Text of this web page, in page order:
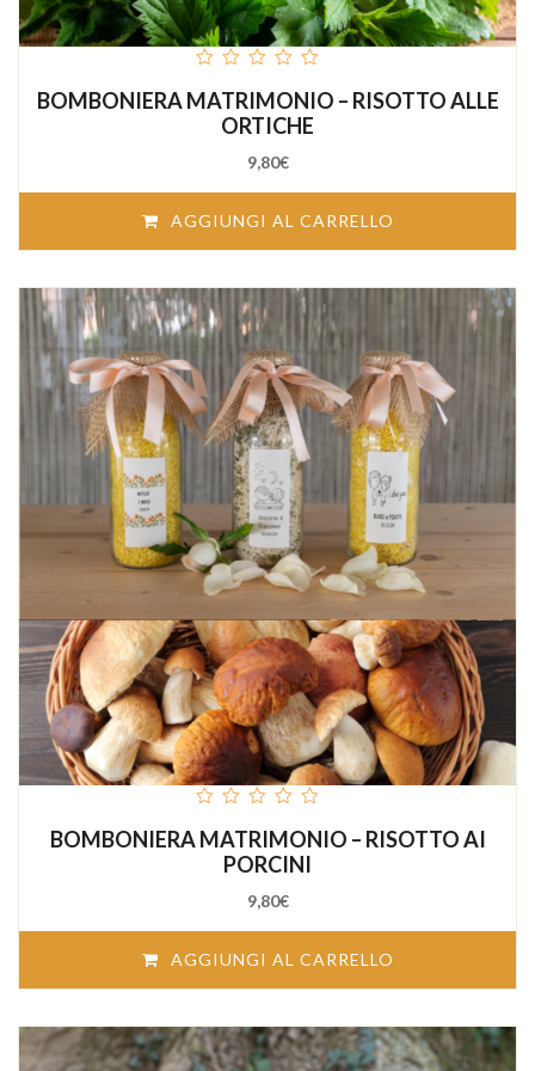
of
5
BOMBONIERA MATRIMONIO – RISOTTO ALLE
ORTICHE
9,80€
AGGIUNGI AL CARRELLO
of
5
BOMBONIERA MATRIMONIO – RISOTTO AI
PORCINI
9,80€
AGGIUNGI AL CARRELLO